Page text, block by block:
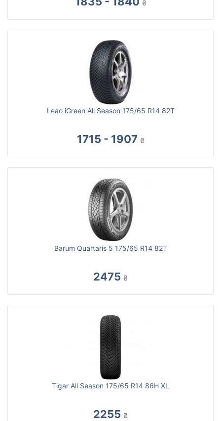
₴
Leao iGreen All Season 175/65 R14 82T
1715 - 1907 ₴
Barum Quartaris 5 175/65 R14 82T
2475 ₴
Tigar All Season 175/65 R14 86H XL
2255 ₴